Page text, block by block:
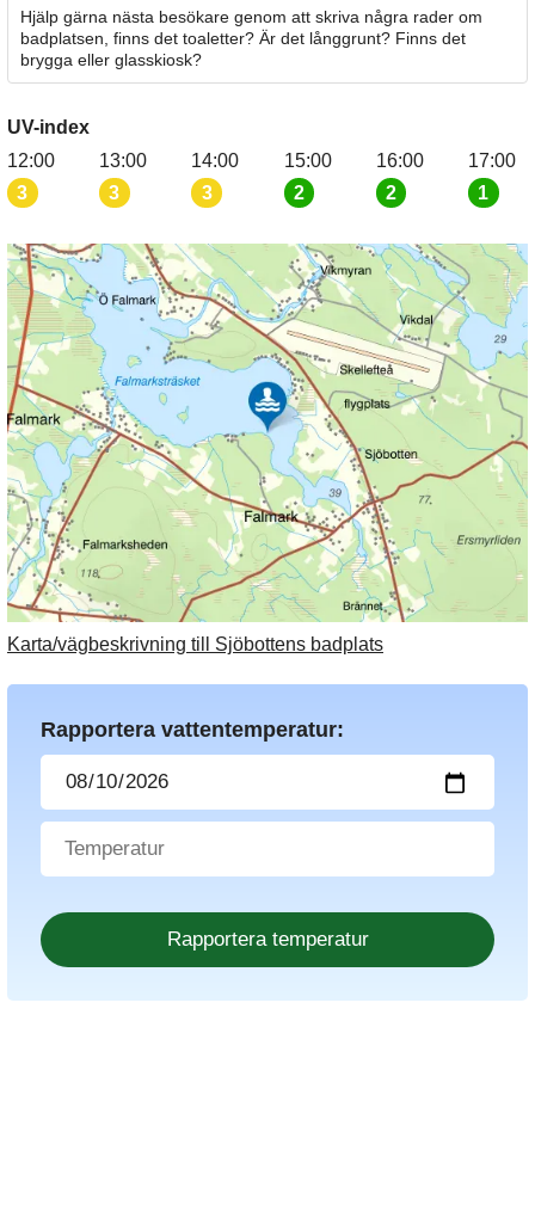
Hjälp gärna nästa besökare genom att skriva några rader om
badplatsen, finns det toaletter? Är det långgrunt? Finns det
brygga eller glasskiosk?
UV-index
12:00
3
13:00
3
14:00
3
15:00
2
16:00
2
17:00
1
Karta/vägbeskrivning till Sjöbottens badplats
Rapportera vattentemperatur: